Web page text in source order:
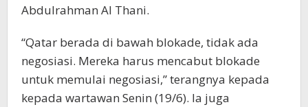
Abdulrahman Al Thani.
“Qatar berada di bawah blokade, tidak ada
negosiasi. Mereka harus mencabut blokade
untuk memulai negosiasi,” terangnya kepada
kepada wartawan Senin (19/6). Ia juga